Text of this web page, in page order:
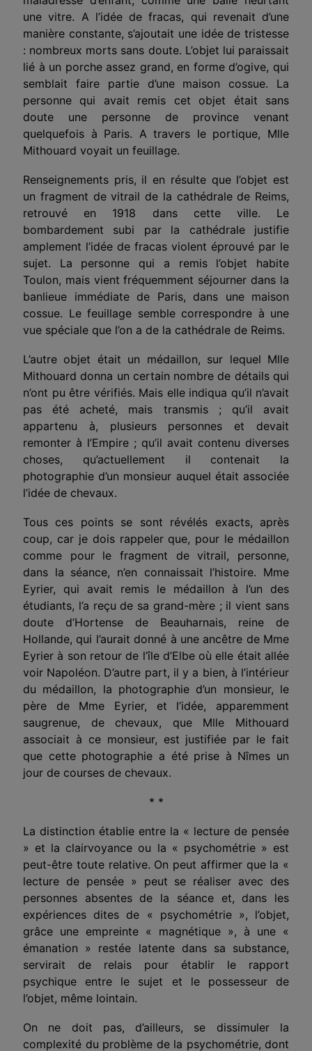
une vitre. A l’idée de fracas, qui revenait d’une
manière constante, s’ajoutait une idée de tristesse
: nombreux morts sans doute. L’objet lui paraissait
lié à un porche assez grand, en forme d’ogive, qui
semblait faire partie d’une maison cossue. La
personne qui avait remis cet objet était sans
doute une personne de province venant
quelquefois à Paris. A travers le portique, Mlle
Mithouard voyait un feuillage.
Renseignements pris, il en résulte que l’objet est
un fragment de vitrail de la cathédrale de Reims,
retrouvé en 1918 dans cette ville. Le
bombardement subi par la cathédrale justifie
amplement l’idée de fracas violent éprouvé par le
sujet. La personne qui a remis l’objet habite
Toulon, mais vient fréquemment séjourner dans la
banlieue immédiate de Paris, dans une maison
cossue. Le feuillage semble correspondre à une
vue spéciale que l’on a de la cathédrale de Reims.
L’autre objet était un médaillon, sur lequel Mlle
Mithouard donna un certain nombre de détails qui
n’ont pu être vérifiés. Mais elle indiqua qu’il n’avait
pas été acheté, mais transmis ; qu’il avait
appartenu à, plusieurs personnes et devait
remonter à l’Empire ; qu’il avait contenu diverses
choses, qu’actuellement il contenait la
photographie d’un monsieur auquel était associée
l’idée de chevaux.
Tous ces points se sont révélés exacts, après
coup, car je dois rappeler que, pour le médaillon
comme pour le fragment de vitrail, personne,
dans la séance, n’en connaissait l’histoire. Mme
Eyrier, qui avait remis le médaillon à l’un des
étudiants, l’a reçu de sa grand-mère ; il vient sans
doute d’Hortense de Beauharnais, reine de
Hollande, qui l’aurait donné à une ancêtre de Mme
Eyrier à son retour de l’île d’Elbe où elle était allée
voir Napoléon. D’autre part, il y a bien, à l’intérieur
du médaillon, la photographie d’un monsieur, le
père de Mme Eyrier, et l’idée, apparemment
saugrenue, de chevaux, que Mlle Mithouard
associait à ce monsieur, est justifiée par le fait
que cette photographie a été prise à Nîmes un
jour de courses de chevaux.
* *
La distinction établie entre la « lecture de pensée
» et la clairvoyance ou la « psychométrie » est
peut-être toute relative. On peut affirmer que la «
lecture de pensée » peut se réaliser avec des
personnes absentes de la séance et, dans les
expériences dites de « psychométrie », l’objet,
grâce une empreinte « magnétique », à une «
émanation » restée latente dans sa substance,
servirait de relais pour établir le rapport
psychique entre le sujet et le possesseur de
l’objet, même lointain.
On ne doit pas, d’ailleurs, se dissimuler la
complexité du problème de la psychométrie, dont